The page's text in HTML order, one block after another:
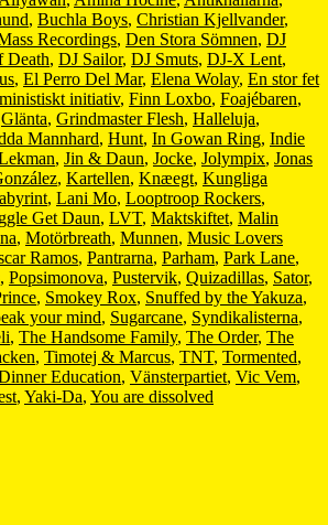
, Buchla Boys, Christian Kjellvander,
Recordings, Den Stora Sömnen, DJ
Death, DJ Sailor, DJ Smuts, DJ-X Lent,
, El Perro Del Mar, Elena Wolay, En stor fet
initiativ, Finn Loxbo, Foajébaren,
Glänta, Grindmaster Flesh, Halleluja,
Mannhard, Hunt, In Gowan Ring, Indie
, Jin & Daun, Jocke, Jolympix, Jonas
, Kartellen, Knæegt, Kungliga
, Lani Mo, Looptroop Rockers,
Get Daun, LVT, Maktskiftet, Malin
, Motörbreath, Munnen, Music Lovers
Ramos, Pantrarna, Parham, Park Lane,
, Popsimonova, Pustervik, Quizadillas, Sator,
, Smokey Rox, Snuffed by the Yakuza,
your mind, Sugarcane, Syndikalisterna,
, The Handsome Family, The Order, The
, Timotej & Marcus, TNT, Tormented,
Education, Vänsterpartiet, Vic Vem,
, Yaki-Da, You are dissolved